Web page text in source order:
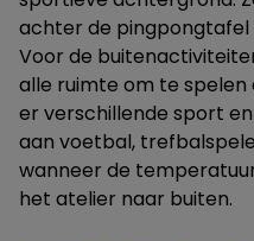
achter de pingpongtafel
Voor de
alle ruimte om te spelen
er verschillende sport
aan voetbal,
wanneer de
het atelier naar buiten.